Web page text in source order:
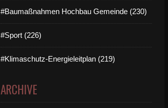
#Baumaßnahmen Hochbau Gemeinde (230)
#Sport (226)
#Klimaschutz-Energieleitplan (219)
ARCHIVE